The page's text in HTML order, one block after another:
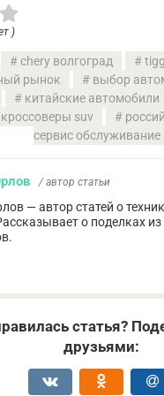
)
chery волгоград
рынок
выбор
китайские автомобили
кроссоверы suv
сервис обслуживание
/ автор статьи
— автор статей о
о поделках из
статья?
друзьями: